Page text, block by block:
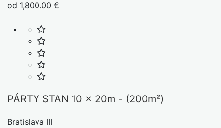
od 1,800.00 €
PÁRTY STAN 10 x 20m - (200m²)
Bratislava III